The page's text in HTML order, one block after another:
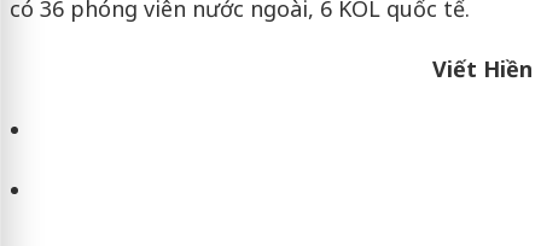
có 36 phóng viên nước ngoài, 6 KOL quốc tế.
Viết Hiền